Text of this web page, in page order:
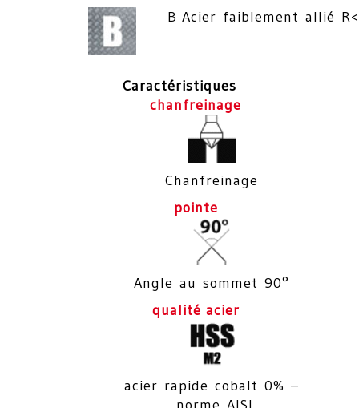
B Acier faiblement allié
Caractéristiques
chanfreinage
Chanfreinage
pointe
Angle au sommet 90°
qualité acier
acier rapide cobalt 0% –